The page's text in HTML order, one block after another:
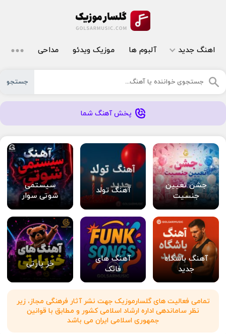
اهنگ جدید آلبوم ها موزیک ویدئو مداحی
جستجو
پخش آهنگ شما
جشن تعیین
جنسیت
آهنگ تولد
سیستمی
شوتی سوار
آهنگ باشگاه
جدید
آهنگ های
فانک
خز پارتی
تمامی فعالیت های گلسارموزیک جهت نشر آثار فرهنگی مجاز، زیر
نظر ساماندهی اداره ارشاد اسلامی کشور و مطابق با قوانین
جمهوری اسلامی ایران می باشد